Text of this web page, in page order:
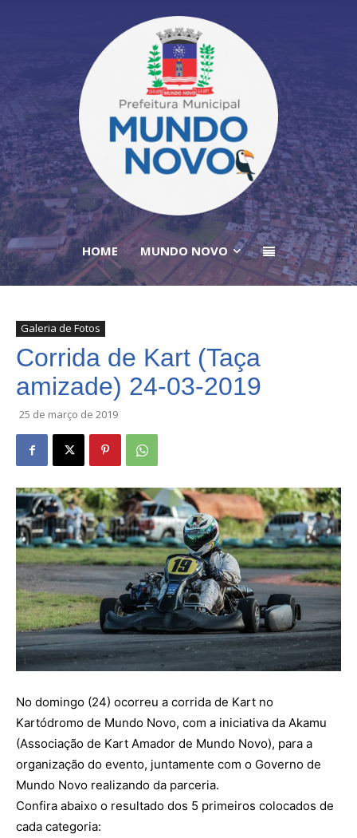
HOME MUNDO NOVO
Galeria de Fotos
Corrida de Kart (Taça
amizade) 24-03-2019
25 de março de 2019
No domingo (24) ocorreu a corrida de Kart no
Kartódromo de Mundo Novo, com a iniciativa da Akamu
(Associação de Kart Amador de Mundo Novo), para a
organização do evento, juntamente com o Governo de
Mundo Novo realizando da parceria.
Confira abaixo o resultado dos 5 primeiros colocados de
cada categoria: